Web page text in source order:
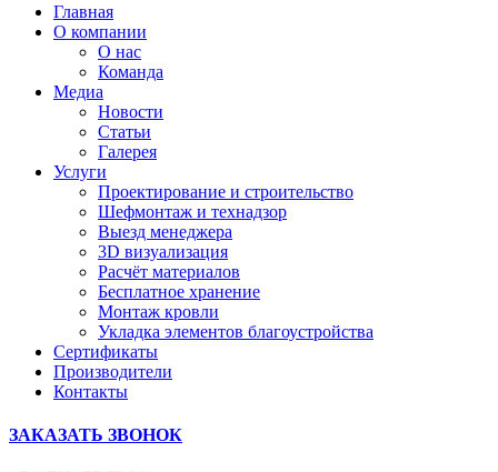
Главная
О компании
О нас
Команда
Медиа
Новости
Статьи
Галерея
Услуги
Проектирование и строительство
Шефмонтаж и технадзор
Выезд менеджера
3D визуализация
Расчёт материалов
Бесплатное хранение
Монтаж кровли
Укладка элементов благоустройства
Сертификаты
Производители
Контакты
ЗАКАЗАТЬ ЗВОНОК